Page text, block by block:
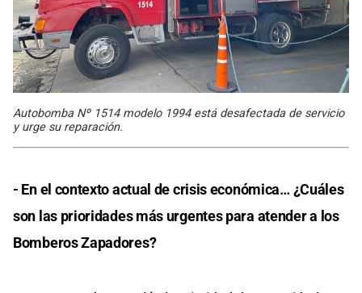
Autobomba Nº 1514 modelo 1994 está desafectada de servicio
y urge su reparación.
- En el contexto actual de crisis económica… ¿Cuáles
son las prioridades más urgentes para atender a los
Bomberos Zapadores?